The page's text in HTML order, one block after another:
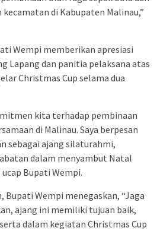
di Kabupaten Malinau,”
Wempi memberikan apresiasi
Lapang dan panitia pelaksana atas
Christmas Cup selama dua
kita terhadap pembinaan
di Malinau. Saya berpesan
sebagai ajang silaturahmi,
dalam menyambut Natal
Bupati Wempi.
Bupati Wempi menegaskan, “Jaga
ajang ini memiliki tujuan baik,
dalam kegiatan Christmas Cup